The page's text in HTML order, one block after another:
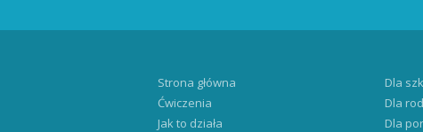
Strona główna
Ćwiczenia
Jak to działa
Dla
Dla
Dla